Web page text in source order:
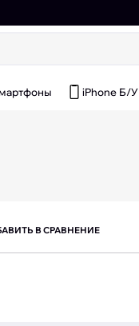
iPhone Б/У
В СРАВНЕНИЕ